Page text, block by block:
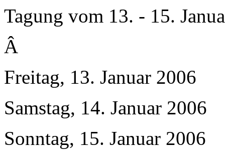
Tagung vom 13. - 15.
Â
Freitag, 13. Januar 2006
Samstag, 14. Januar 2006
Sonntag, 15. Januar 2006